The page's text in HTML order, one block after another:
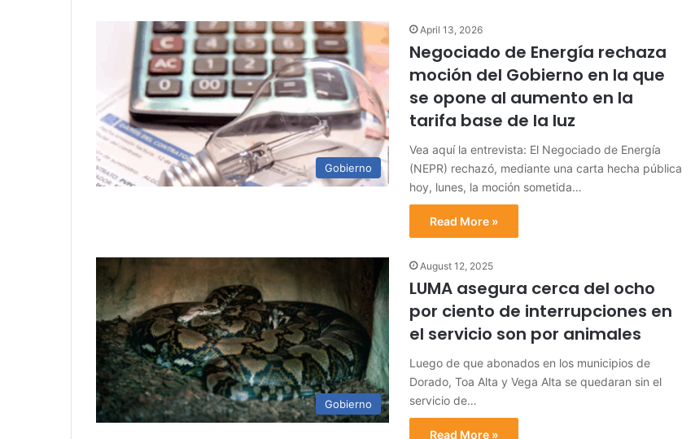
Gobierno
April 13, 2026
Negociado de Energía rechaza
moción del Gobierno en la que
se opone al aumento en la
tarifa base de la luz
Vea aquí la entrevista: El Negociado de Energía
(NEPR) rechazó, mediante una carta hecha pública
hoy, lunes, la moción sometida…
Read More »
Gobierno
August 12, 2025
LUMA asegura cerca del ocho
por ciento de interrupciones en
el servicio son por animales
Luego de que abonados en los municipios de
Dorado, Toa Alta y Vega Alta se quedaran sin el
servicio de…
Read More »